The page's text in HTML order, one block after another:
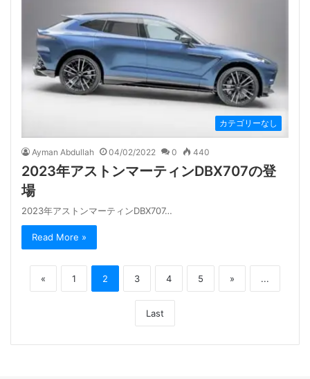
カテゴリーなし
Ayman Abdullah 04/02/2022 0 440
2023年アストンマーティンDBX707の登
場
2023年アストンマーティンDBX707…
Read More »
« 1 2 3 4 5 » ...
Last